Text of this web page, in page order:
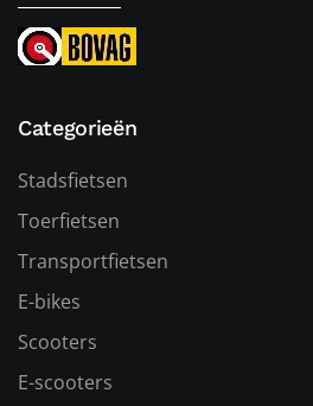
Categorieën
Stadsfietsen
Toerfietsen
Transportfietsen
E-bikes
Scooters
E-scooters